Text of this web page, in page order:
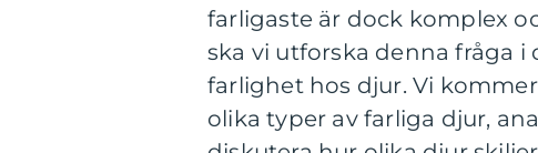
farligaste är dock komplex
ska vi utforska denna fråga
farlighet hos djur. Vi
olika typer av farliga djur,